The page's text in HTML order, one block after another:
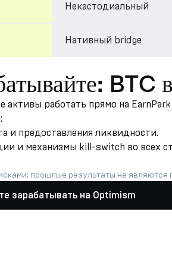
Некастодиальный
Нативный bridge
работать прямо на
и предоставления ликвидности.
и механизмы kill-switch во всех
прошлые результаты не
зарабатывать на Optimism